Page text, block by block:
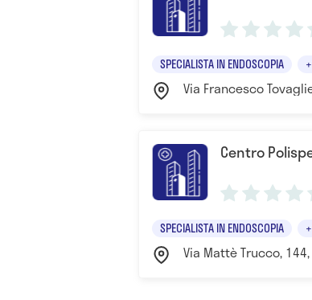
SPECIALISTA IN ENDOSCOPIA
Via Francesco
Centro
SPECIALISTA IN ENDOSCOPIA
Via Mattè Trucco,